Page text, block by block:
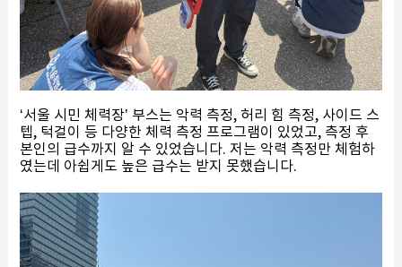
‘서울 시민 체력장’ 부스는 악력 측정, 허리 힘 측정, 사이드 스
텝, 턱걸이 등 다양한 체력 측정 프로그램이 있었고, 측정 후
본인의 급수까지 알 수 있었습니다. 저는 악력 측정만 체험하
였는데 아쉽게도 높은 급수는 받지 못했습니다.